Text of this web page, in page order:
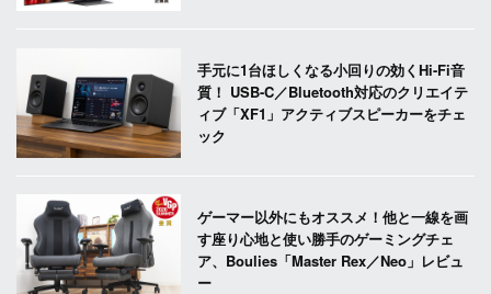
手元に1台ほしくなる小回りの効くHi-Fi音
質！ USB-C／Bluetooth対応のクリエイテ
ィブ「XF1」アクティブスピーカーをチェ
ック
ゲーマー以外にもオススメ！他と一線を画
す座り心地と使い勝手のゲーミングチェ
ア、Boulies「Master Rex／Neo」レビュ
ー